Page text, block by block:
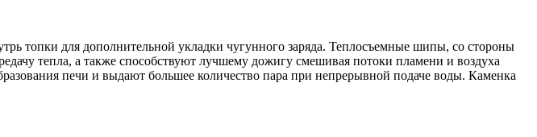
топки для дополнительной укладки чугунного заряда. Теплосъемные шипы, со стороны
тепла, а также способствуют лучшему дожигу смешивая потоки пламени и воздуха
печи и выдают большее количество пара при непрерывной подаче воды. Каменка